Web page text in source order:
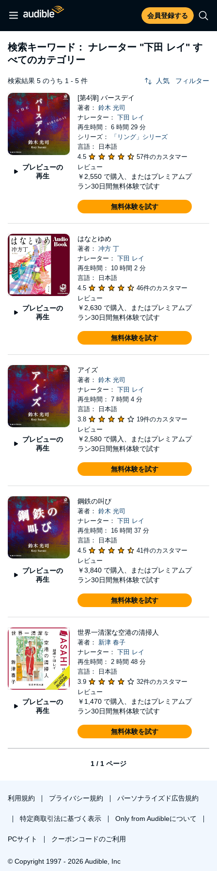
会員登録する
検索キーワード： ナレーター "下田 レイ" す
べてのカテゴリー
検索結果 5 のうち 1 - 5 件 人気 フィルター
プレビューの
再生
[第4弾] バースデイ
著者： 鈴木 光司
ナレーター： 下田 レイ
再生時間： 6 時間 29 分
シリーズ：
「リング」シリーズ
言語： 日本語
4.5
57件のカスタマー
レビュー
￥2,550 で購入、またはプレミアムプ
ラン30日間無料体験で試す
無料体験を試す
プレビューの
再生
はなとゆめ
著者： 冲方 丁
ナレーター： 下田 レイ
再生時間： 10 時間 2 分
言語： 日本語
4.5
46件のカスタマー
レビュー
￥2,630 で購入、またはプレミアムプ
ラン30日間無料体験で試す
無料体験を試す
プレビューの
再生
アイズ
著者： 鈴木 光司
ナレーター： 下田 レイ
再生時間： 7 時間 4 分
言語： 日本語
3.8
19件のカスタマー
レビュー
￥2,580 で購入、またはプレミアムプ
ラン30日間無料体験で試す
無料体験を試す
プレビューの
再生
鋼鉄の叫び
著者： 鈴木 光司
ナレーター： 下田 レイ
再生時間： 16 時間 37 分
言語： 日本語
4.5
41件のカスタマー
レビュー
￥3,840 で購入、またはプレミアムプ
ラン30日間無料体験で試す
無料体験を試す
プレビューの
再生
世界一清潔な空港の清掃人
著者： 新津 春子
ナレーター： 下田 レイ
再生時間： 2 時間 48 分
言語： 日本語
3.9
32件のカスタマー
レビュー
￥1,470 で購入、またはプレミアムプ
ラン30日間無料体験で試す
無料体験を試す
1 / 1 ページ
利用規約 プライバシー規約 パーソナライズド広告規約
特定商取引法に基づく表示 Only from Audibleについて
PCサイト クーポンコードのご利用
© Copyright 1997 - 2026 Audible, Inc